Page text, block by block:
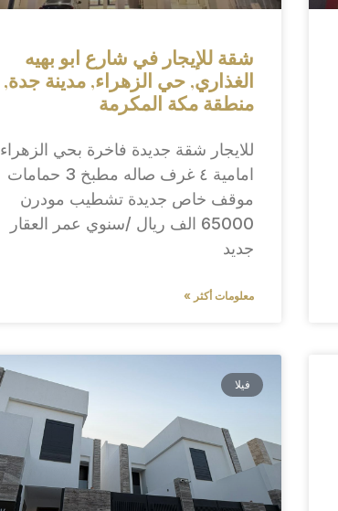
شقة للإيجار في شارع ابو بهيه
الغذاري, حي الزهراء, مدينة جدة,
منطقة مكة المكرمة
للايجار شقة جديدة فاخرة بحي الزهراء
امامية ٤ غرف صاله مطبخ 3 حمامات
موقف خاص جديدة تشطيب مودرن
65000 الف ريال /سنوي عمر العقار
جديد
معلومات أكثر »
فيلا